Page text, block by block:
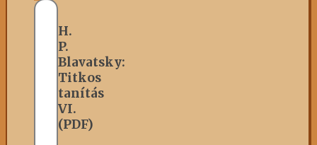
H.
P.
Blavatsky:
Titkos
tanítás
VI.
(PDF)